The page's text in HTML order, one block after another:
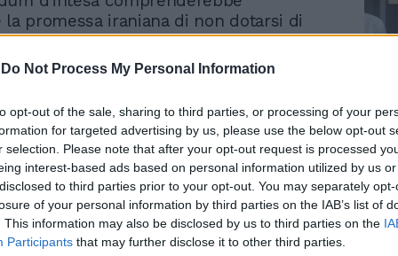
Do Not Process My Personal Information
opt-out of the sale, sharing to third parties, or processing of your
for targeted advertising by us, please use the below opt-out
selection. Please note that after your opt-out request is processed
interest-based ads based on personal information utilized by us
to third parties prior to your opt-out. You may separately
of your personal information by third parties on the IAB’s list of
This information may also be disclosed by us to third parties on the
Participants that may further disclose it to other third parties.
promessa iraniana di non dotarsi di
ma nulla di più concreto. Prevede un
giorni per negoziare sugli impegni
e sulle modalità di smaltimento di
uranio arricchito, che si ritiene sia
sottosuolo dopo gli attacchi degli Stati
anno. Axios cita il funzionario
secondo il quale Trump
questa parte fosse aggiornata con
specifici "su come gli Usa otterranno il
sulle tempistiche". Inoltre si starebbero
anche per quanto riguarda la
Rudy Giuliani a Come States?
Trump, Meloni e la strategia
americana